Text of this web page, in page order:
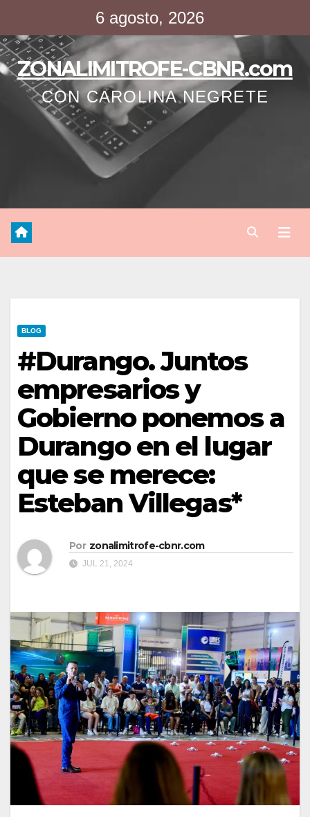
contenido
6 agosto, 2026
ZONALIMITROFE-CBNR.com
CON CAROLINA NEGRETE
BLOG
#Durango. Juntos
empresarios y
Gobierno ponemos a
Durango en el lugar
que se merece:
Esteban Villegas*
Por zonalimitrofe-cbnr.com
JUL 21, 2024